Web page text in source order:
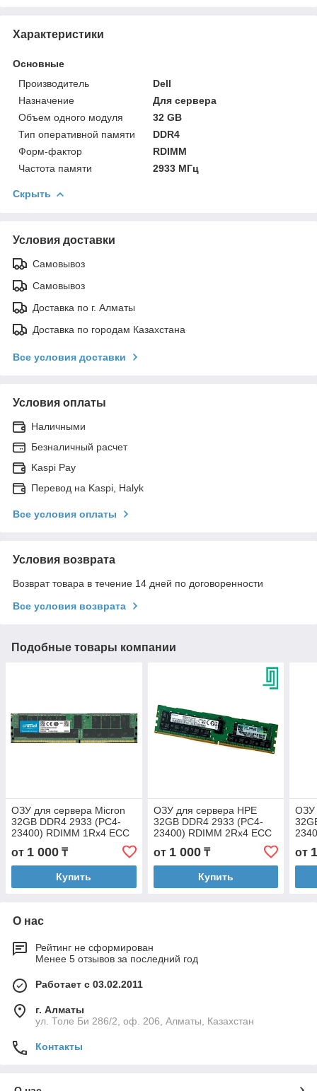
Характеристики
Основные
Производитель
Dell
Назначение
Для сервера
Объем одного модуля
32 GB
Тип оперативной памяти
DDR4
Форм-фактор
RDIMM
Частота памяти
2933 МГц
Скрыть
Условия доставки
Самовывоз
Самовывоз
Доставка по г. Алматы
Доставка по городам Казахстана
Все условия доставки
Условия оплаты
Наличными
Безналичный расчет
Kaspi Pay
Перевод на Kaspi, Halyk
Все условия оплаты
Условия возврата
Возврат товара в течение 14 дней по договоренности
Все условия возврата
Подобные товары компании
ОЗУ для сервера Micron
32GB DDR4 2933 (PC4-
23400) RDIMM 1Rx4 ECC
(MTA18ASF4G72PZ-2G9)
от 1 000 ₸
Купить
ОЗУ для сервера HPE
32GB DDR4 2933 (PC4-
23400) RDIMM 2Rx4 ECC
от 1 000₸
Купить
ОЗУ
от
О нас
Рейтинг не сформирован
Менее 5 отзывов за последний год
Работает с 03.02.2011
г. Алматы
ул. Толе Би 286/2, оф. 206, Алматы, Казахстан
Контакты